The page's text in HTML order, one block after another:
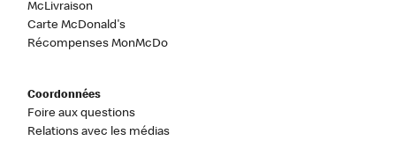
McLivraison
Carte McDonald's
Récompenses MonMcDo
Coordonnées
Foire aux questions
Relations avec les médias